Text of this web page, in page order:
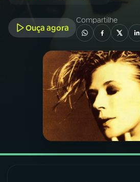
PROGRAMAÇÃO
PROGRAMAS
PODCASTS
Ouça agora
Compartilhe